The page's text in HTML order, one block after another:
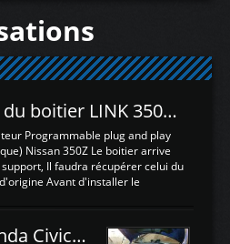
Test du boitier LINK 350Z Plugin ECU
Programmable plug and play
Nissan 350Z Le boitier arrive
Il faudra récupérer celui du
Avant d'installer le
l'information de la large bande
Préparation Honda Civic Type R FK2